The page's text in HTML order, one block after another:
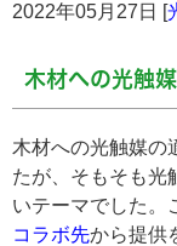
2022年05月27日 [
木材への光触
木材への光触媒の
たが、そもそも光
いテーマでした。
コラボ先から提供